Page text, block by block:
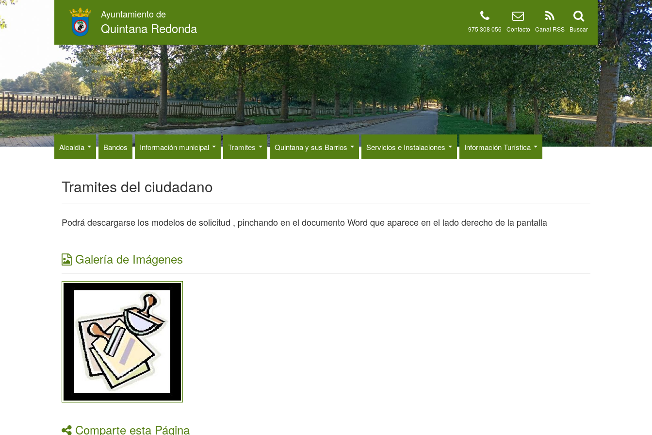
Pasar
al
contenido
Ayuntamiento de
Quintana Redonda Buscar
Canal RSS
Contacto
975 308 056
Alcaldía Bandos Información municipal Tramites Quintana y sus Barrios Servicios e Instalaciones Información Turística
Tramites del ciudadano
Podrá descargarse los modelos de solicitud , pinchando en el documento Word que aparece en el lado derecho de la pantalla
Galería de Imágenes
Comparte esta Página